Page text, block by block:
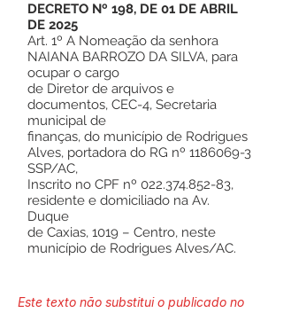
DECRETO Nº 198, DE 01 DE ABRIL
DE 2025
Art. 1º A Nomeação da senhora
NAIANA BARROZO DA SILVA, para
ocupar o cargo
de Diretor de arquivos e
documentos, CEC-4, Secretaria
municipal de
finanças, do município de Rodrigues
Alves, portadora do RG nº 1186069-3
SSP/AC,
Inscrito no CPF nº 022.374.852-83,
residente e domiciliado na Av.
Duque
de Caxias, 1019 – Centro, neste
município de Rodrigues Alves/AC.
Este texto não substitui o publicado no